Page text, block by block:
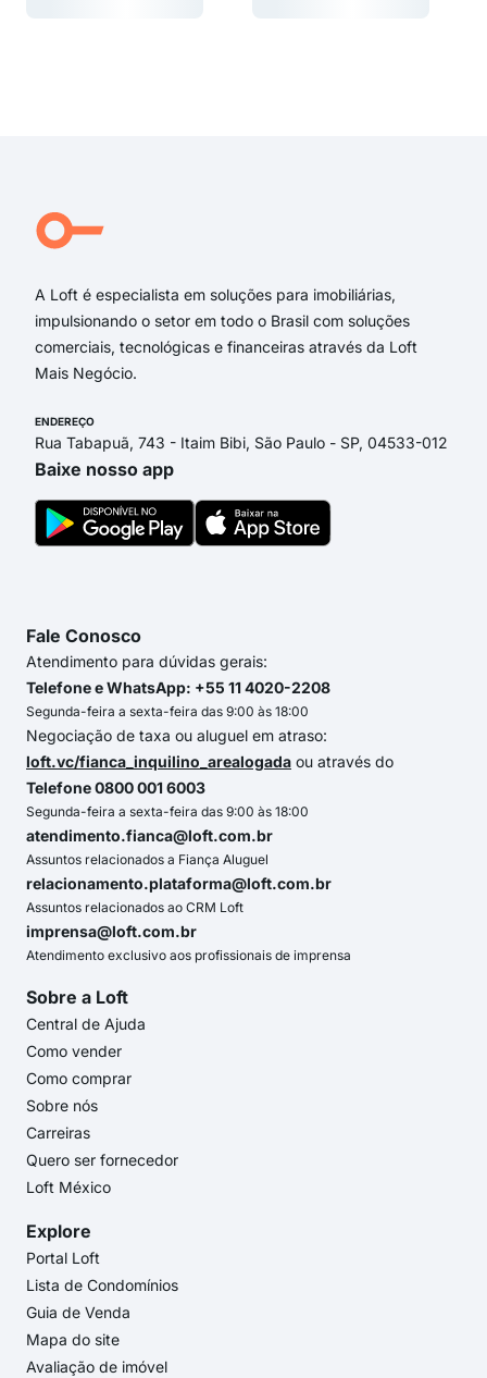
A Loft é especialista em soluções para imobiliárias,
impulsionando o setor em todo o Brasil com soluções
comerciais, tecnológicas e financeiras através da Loft
Mais Negócio.
ENDEREÇO
Rua Tabapuã, 743 - Itaim Bibi, São Paulo - SP, 04533-012
Baixe nosso app
Fale Conosco
Atendimento para dúvidas gerais:
Telefone e WhatsApp: +55 11 4020-2208
Segunda-feira a sexta-feira das 9:00 às 18:00
Negociação de taxa ou aluguel em atraso:
loft.vc/fianca_inquilino_arealogada ou através do
Telefone 0800 001 6003
Segunda-feira a sexta-feira das 9:00 às 18:00
atendimento.fianca@loft.com.br
Assuntos relacionados a Fiança Aluguel
relacionamento.plataforma@loft.com.br
Assuntos relacionados ao CRM Loft
imprensa@loft.com.br
Atendimento exclusivo aos profissionais de imprensa
Sobre a Loft
Central de Ajuda
Como vender
Como comprar
Sobre nós
Carreiras
Quero ser fornecedor
Loft México
Explore
Portal Loft
Lista de Condomínios
Guia de Venda
Mapa do site
Avaliação de imóvel